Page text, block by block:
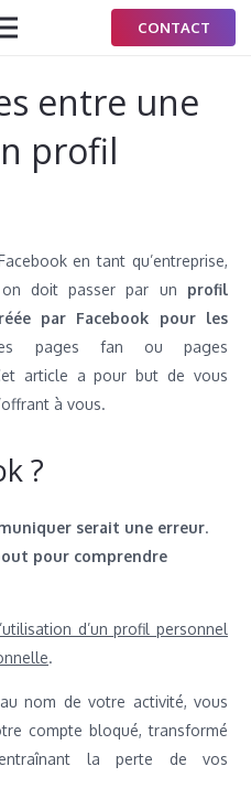
CONTACT
entre une
profil
en tant qu’entreprise,
doit passer par un profil
par Facebook pour les
pages fan ou pages
article a pour but de vous
à vous.
?
serait une erreur.
pour comprendre
d’un profil personnel
.
nom de votre activité, vous
compte bloqué, transformé
la perte de vos